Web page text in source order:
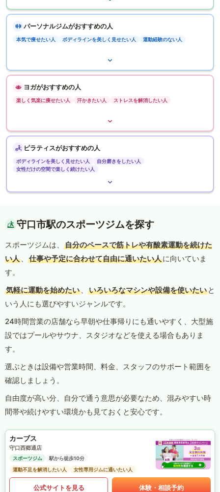
パーソナルジムがおすすめの人
本気で痩せたい人 ボディラインを美しく見せたい人 運動経験のない人
ヨガがおすすめの人
楽しく気楽に痩せたい人 汗かきたい人 ストレスを解消したい人
ピラティスがおすすめの人
ボディラインを美しく見せたい人
自分磨きをしたい人
女性だけの空間で楽しく続けたい人
守口市駅のスポーツジムを探す
スポーツジムは、
自分のペースで筋トレや有酸素運動を続けた
い人 、 仕事や予定に合わせて自由に通いたい人に向いていま
す。
気軽に運動を始めたい 、 いろいろなマシンや設備を使いたい と
いう人にも選びやすいジャンルです。
24時間営業の店舗なら早朝や仕事帰りにも通いやすく、大型施
設ではプールやサウナ、スタジオなどを使える場合もありま
す。
選ぶときは設備や営業時間、料金、スタッフのサポート範囲を
確認しましょう。
自由度が高い分、自分で通う意思が必要なため、混みやすい時
間帯や続けやすい環境かも見ておくと安心です。
カーブス
守口西郷通店
スポーツジム
駅から徒歩10分
運動不足を解消したい人
女性専用ジムに通いたい人
公式サイトを見る 体験・相談予約